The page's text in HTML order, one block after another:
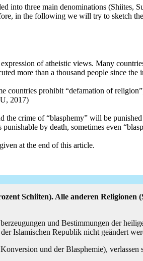
three main denominations (Shiites,
in the following we will try to sketch
of atheistic views. Many
more than a thousand people since
prohibit “defamation of
2017)
the crime of “blasphemy” will be
by death, sometimes even
at the end of this article.
Schiiten). Alle anderen
und Bestimmungen der
Islamischen Republik nicht geändert
und der Blasphemie), verlassen